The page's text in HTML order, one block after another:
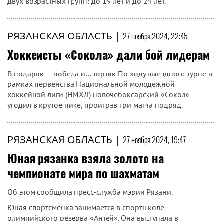
РЯЗАНСКАЯ ОБЛАСТЬ | 27 ноября 2024, 22:45
Хоккеисты «Сокола» дали бой лидерам
В подарок — победа и… тортик По ходу выездного турне в
рамках первенства Национальной молодежной
хоккейной лиги (НМХЛ) новочебоксарский «Сокол»
угодил в крутое пике, проиграв три матча подряд.
РЯЗАНСКАЯ ОБЛАСТЬ | 27 ноября 2024, 19:47
Юная рязанка взяла золото на
чемпионате мира по шахматам
Об этом сообщила пресс-служба мэрии Рязани.
Юная спортсменка занимается в спортшколе
олимпийского резерва «Антей». Она выступала в